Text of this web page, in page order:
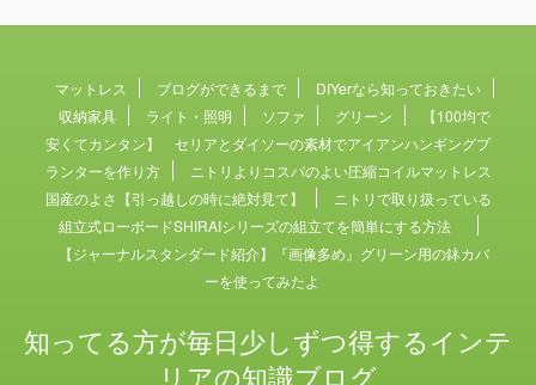
マットレス ブログができるまで
DIYerなら知っておきたい
収納家具
ライト・照明 ソファ グリーン
【100均で
安くてカンタン】 セリアとダイソーの素材でアイアンハンギングプ
ランターを作り方
ニトリよりコスパのよい圧縮コイルマットレス
国産のよさ【引っ越しの時に絶対見て】
ニトリで取り扱っている
組立式ローボードSHIRAIシリーズの組立てを簡単にする方法
【ジャーナルスタンダード紹介】『画像多め』グリーン用の鉢カバ
ーを使ってみたよ
知ってる方が毎日少しずつ得するインテ
リアの知識ブログ